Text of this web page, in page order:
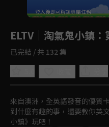
登入後即可解鎖專屬任務
ELTV｜淘氣鬼小鎮
已完結 / 共 132 集
來自澳洲，全英語發音的優質
到什麼有趣的事，還要教你英
小鎮》玩吧！